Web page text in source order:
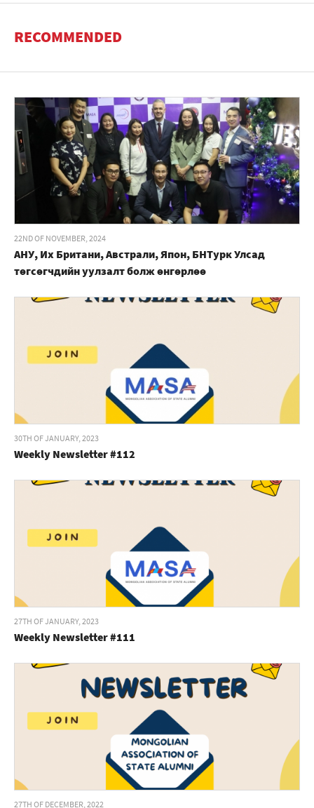
RECOMMENDED
22ND OF NOVEMBER, 2024
АНУ, Их Британи, Австрали, Япон, БНТурк Улсад
төгсөгчдийн уулзалт болж өнгөрлөө
30TH OF JANUARY, 2023
Weekly Newsletter #112
27TH OF JANUARY, 2023
Weekly Newsletter #111
27TH OF DECEMBER, 2022